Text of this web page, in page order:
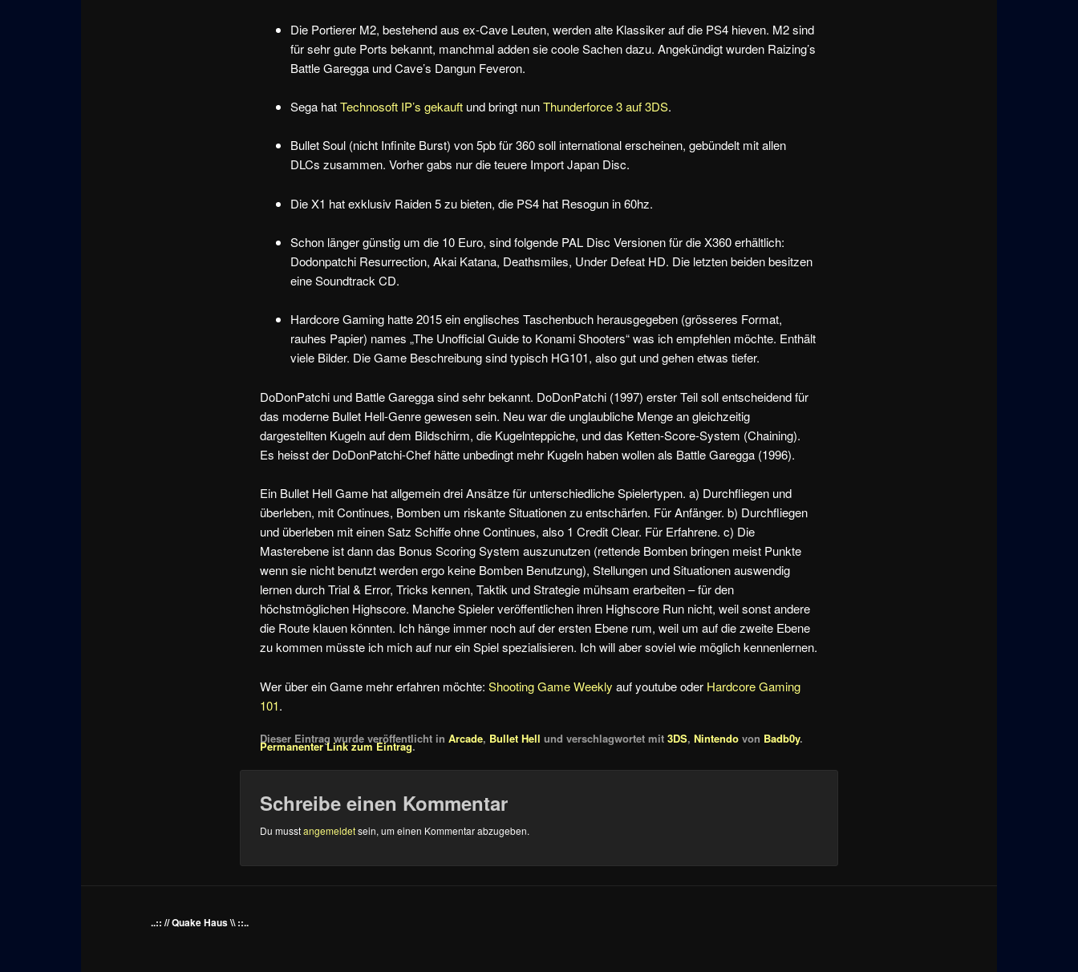
Die Portierer M2, bestehend aus ex-Cave Leuten, werden alte Klassiker auf die PS4 hieven. M2 sind
für sehr gute Ports bekannt, manchmal adden sie coole Sachen dazu. Angekündigt wurden Raizing’s
Battle Garegga und Cave’s Dangun Feveron.
Sega hatTechnosoft IP’s gekauftund bringt nunThunderforce 3 auf 3DS.
Bullet Soul (nicht Infinite Burst) von 5pb für 360 soll international erscheinen, gebündelt mit allen
DLCs zusammen. Vorher gabs nur die teuere Import Japan Disc.
Die X1 hat exklusiv Raiden 5 zu bieten, die PS4 hat Resogun in 60hz.
Schon länger günstig um die 10 Euro, sind folgende PAL Disc Versionen für die X360 erhältlich:
Dodonpatchi Resurrection, Akai Katana, Deathsmiles, Under Defeat HD. Die letzten beiden besitzen
eine Soundtrack CD.
Hardcore Gaming hatte 2015 ein englisches Taschenbuch herausgegeben (grösseres Format,
rauhes Papier) names „The Unofficial Guide to Konami Shooters“ was ich empfehlen möchte. Enthält
viele Bilder. Die Game Beschreibung sind typisch HG101, also gut und gehen etwas tiefer.
DoDonPatchi und Battle Garegga sind sehr bekannt. DoDonPatchi (1997) erster Teil soll entscheidend für
das moderne Bullet Hell-Genre gewesen sein. Neu war die unglaubliche Menge an gleichzeitig
dargestellten Kugeln auf dem Bildschirm, die Kugelnteppiche, und das Ketten-Score-System (Chaining).
Es heisst der DoDonPatchi-Chef hätte unbedingt mehr Kugeln haben wollen als Battle Garegga (1996).
Ein Bullet Hell Game hat allgemein drei Ansätze für unterschiedliche Spielertypen. a) Durchfliegen und
überleben, mit Continues, Bomben um riskante Situationen zu entschärfen. Für Anfänger. b) Durchfliegen
und überleben mit einen Satz Schiffe ohne Continues, also 1 Credit Clear. Für Erfahrene. c) Die
Masterebene ist dann das Bonus Scoring System auszunutzen (rettende Bomben bringen meist Punkte
wenn sie nicht benutzt werden ergo keine Bomben Benutzung), Stellungen und Situationen auswendig
lernen durch Trial & Error, Tricks kennen, Taktik und Strategie mühsam erarbeiten – für den
höchstmöglichen Highscore. Manche Spieler veröffentlichen ihren Highscore Run nicht, weil sonst andere
die Route klauen könnten. Ich hänge immer noch auf der ersten Ebene rum, weil um auf die zweite Ebene
zu kommen müsste ich mich auf nur ein Spiel spezialisieren. Ich will aber soviel wie möglich kennenlernen.
Wer über ein Game mehr erfahren möchte:Shooting Game Weekly auf youtube oder Hardcore Gaming
101.
Dieser Eintrag wurde veröffentlicht inArcade, Bullet Hell und verschlagwortet mit3DS,Nintendo von Badb0y.
Permanenter Link zum Eintrag.
Schreibe einen Kommentar
Du musstangemeldetsein, um einen Kommentar abzugeben.
..:: // Quake Haus \\ ::..